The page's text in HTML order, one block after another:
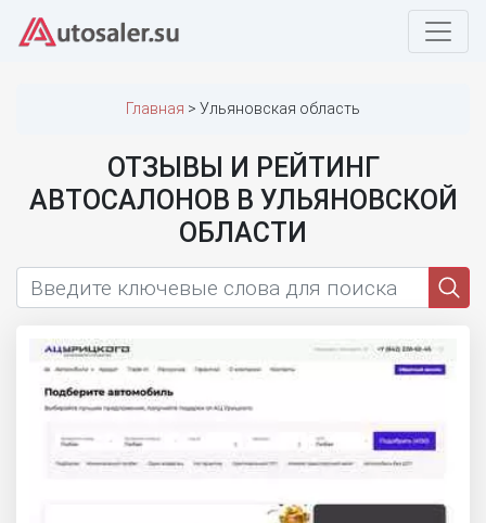
Главная Ульяновская область
ОТЗЫВЫ И РЕЙТИНГ
АВТОСАЛОНОВ В УЛЬЯНОВСКОЙ
ОБЛАСТИ